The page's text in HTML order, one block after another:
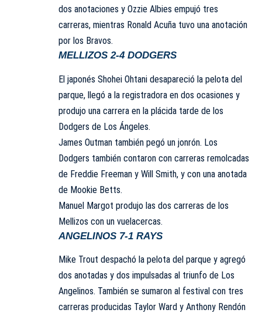
dos anotaciones y Ozzie Albies empujó tres
carreras, mientras Ronald Acuña tuvo una anotación
por los Bravos.
MELLIZOS 2-4 DODGERS
El japonés Shohei Ohtani desapareció la pelota del
parque, llegó a la registradora en dos ocasiones y
produjo una carrera en la plácida tarde de los
Dodgers de Los Ángeles.
James Outman también pegó un jonrón. Los
Dodgers también contaron con carreras remolcadas
de Freddie Freeman y Will Smith, y con una anotada
de Mookie Betts.
Manuel Margot produjo las dos carreras de los
Mellizos con un vuelacercas.
ANGELINOS 7-1 RAYS
Mike Trout despachó la pelota del parque y agregó
dos anotadas y dos impulsadas al triunfo de Los
Angelinos. También se sumaron al festival con tres
carreras producidas Taylor Ward y Anthony Rendón